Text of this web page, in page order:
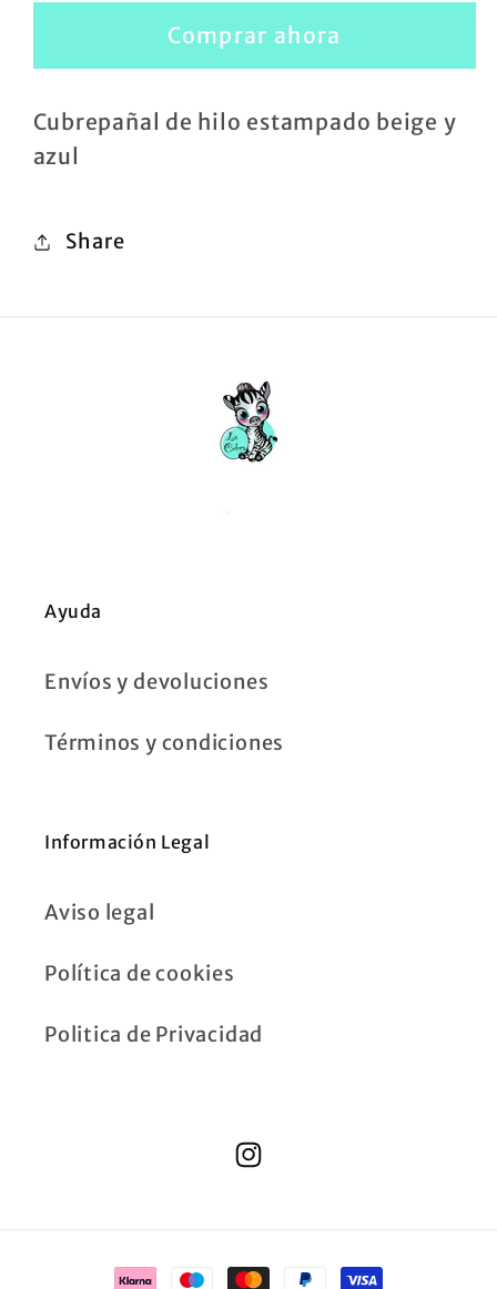
estampado
beige
azul
estampado
beige
azul
Comprar ahora
Cubrepañal de hilo estampado beige y
azul
Share
Ayuda
Envíos y devoluciones
Términos y condiciones
Información Legal
Aviso legal
Política de cookies
Politica de Privacidad
Instagram
Formas